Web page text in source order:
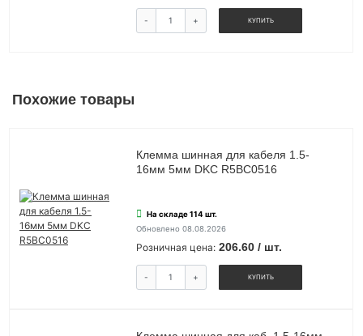
- + КУПИТЬ
Похожие товары
Клемма шинная для кабеля 1.5-
16мм 5мм DKC R5BC0516
На складе 114 шт.
Обновлено 08.08.2026
Розничная цена: 206.60 / шт.
- + КУПИТЬ